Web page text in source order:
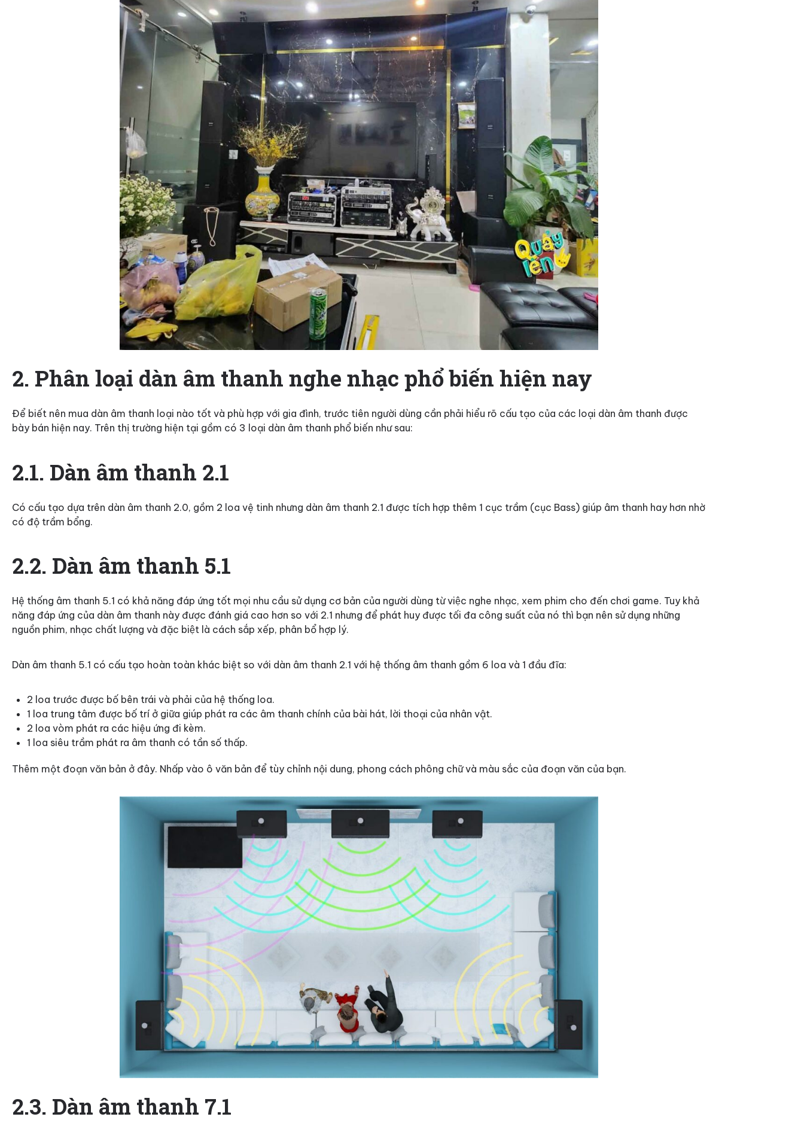
2. Phân loại dàn âm thanh nghe nhạc phổ biến hiện nay
Để biết nên mua dàn âm thanh loại nào tốt và phù hợp với gia đình, trước tiên người dùng cần phải hiểu rõ cấu tạo của các loại dàn âm thanh được
bày bán hiện nay. Trên thị trường hiện tại gồm có 3 loại dàn âm thanh phổ biến như sau:
2.1. Dàn âm thanh 2.1
Có cấu tạo dựa trên dàn âm thanh 2.0, gồm 2 loa vệ tinh nhưng dàn âm thanh 2.1 được tích hợp thêm 1 cục trầm (cục Bass) giúp âm thanh hay hơn nhờ
có độ trầm bổng.
2.2. Dàn âm thanh 5.1
Hệ thống âm thanh 5.1 có khả năng đáp ứng tốt mọi nhu cầu sử dụng cơ bản của người dùng từ việc nghe nhạc, xem phim cho đến chơi game. Tuy khả
năng đáp ứng của dàn âm thanh này được đánh giá cao hơn so với 2.1 nhưng để phát huy được tối đa công suất của nó thì bạn nên sử dụng những
nguồn phim, nhạc chất lượng và đặc biệt là cách sắp xếp, phân bổ hợp lý.
Dàn âm thanh 5.1 có cấu tạo hoàn toàn khác biệt so với dàn âm thanh 2.1 với hệ thống âm thanh gồm 6 loa và 1 đầu đĩa:
2 loa trước được bố bên trái và phải của hệ thống loa.
1 loa trung tâm được bố trí ở giữa giúp phát ra các âm thanh chính của bài hát, lời thoại của nhân vật.
2 loa vòm phát ra các hiệu ứng đi kèm.
1 loa siêu trầm phát ra âm thanh có tần số thấp.
Thêm một đoạn văn bản ở đây. Nhấp vào ô văn bản để tùy chỉnh nội dung, phong cách phông chữ và màu sắc của đoạn văn của bạn.
2.3. Dàn âm thanh 7.1